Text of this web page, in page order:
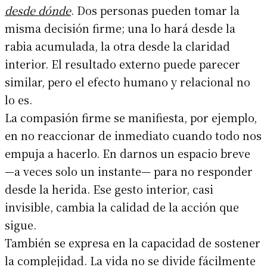
desde dónde. Dos personas pueden tomar la
misma decisión firme; una lo hará desde la
rabia acumulada, la otra desde la claridad
interior. El resultado externo puede parecer
similar, pero el efecto humano y relacional no
lo es.
La compasión firme se manifiesta, por ejemplo,
en no reaccionar de inmediato cuando todo nos
empuja a hacerlo. En darnos un espacio breve
—a veces solo un instante— para no responder
desde la herida. Ese gesto interior, casi
invisible, cambia la calidad de la acción que
sigue.
También se expresa en la capacidad de sostener
la complejidad. La vida no se divide fácilmente